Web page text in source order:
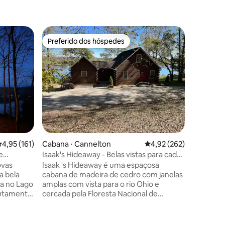
de uma avaliação média de 5, 161 avaliações
4,95 (161)
bela
no Lago
Preferido dos hóspedes
Preferido dos hóspedes
Cabana ⋅ Cannelton 4,92 de uma avaliação
4,92 (262)
Isaak's Hideaway - Belas vistas para cada
estação
Isaak 's Hideaway é uma espaçosa
cabana de madeira de cedro com janelas
amplas com vista para o rio Ohio e
cercada pela Floresta Nacional de